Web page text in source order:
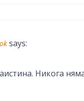
says:
Никога